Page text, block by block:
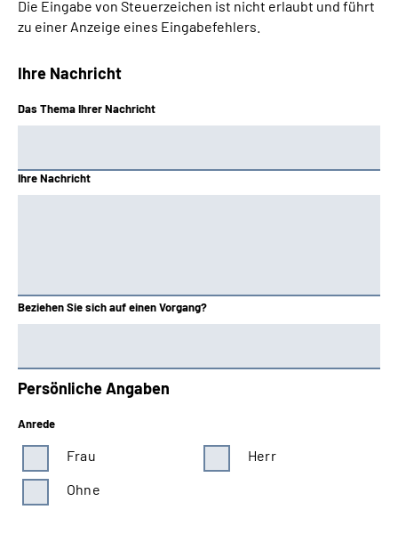
Die Eingabe von Steuerzeichen ist nicht erlaubt und führt
zu einer Anzeige eines Eingabefehlers.
Ihre Nachricht
Das Thema Ihrer Nachricht
Ihre Nachricht
Beziehen Sie sich auf einen Vorgang?
Persönliche Angaben
Anrede
Frau
Herr
Ohne